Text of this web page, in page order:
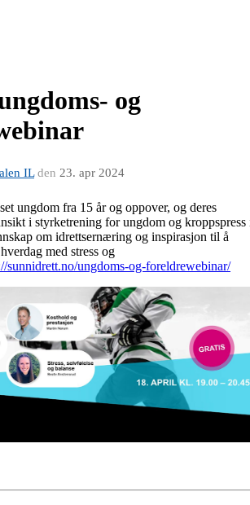
og
ILden 23. apr 2024
ungdom fra 15 år og oppover, og deres
i styrketrening for ungdom og kroppspress
om idrettsernæring og inspirasjon til å
med stress og
sunnidrett.no/ungdoms-og-foreldrewebinar/